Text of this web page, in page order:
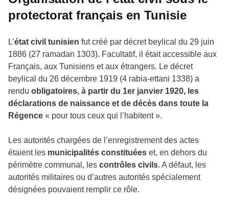
protectorat français en Tunisie
L’état civil tunisien fut créé par décret beylical du 29 juin
1886 (27 ramadan 1303). Facultatif, il était accessible aux
Français, aux Tunisiens et aux étrangers. Le décret
beylical du 26 décembre 1919 (4 rabia-ettani 1338) a
rendu obligatoires, à partir du 1er janvier 1920, les
déclarations de naissance et de décès dans toute la
Régence « pour tous ceux qui l’habitent ».
Les autorités chargées de l’enregistrement des actes
étaient les municipalités constituées et, en dehors du
périmètre communal, les contrôles civils. A défaut, les
autorités militaires ou d’autres autorités spécialement
désignées pouvaient remplir ce rôle.